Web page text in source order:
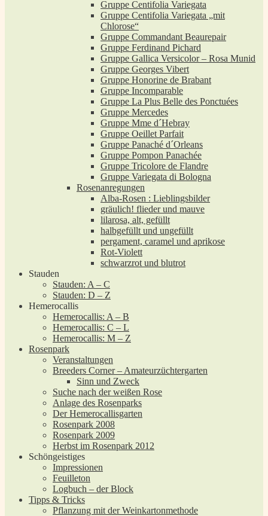
Gruppe Centifolia Variegata
Gruppe Centifolia Variegata „mit
Chlorose“
Gruppe Commandant Beaurepair
Gruppe Ferdinand Pichard
Gruppe Gallica Versicolor – Rosa Munid
Gruppe Georges Vibert
Gruppe Honorine de Brabant
Gruppe Incomparable
Gruppe La Plus Belle des Ponctuées
Gruppe Mercedes
Gruppe Mme d´Hebray
Gruppe Oeillet Parfait
Gruppe Panaché d´Orleans
Gruppe Pompon Panachée
Gruppe Tricolore de Flandre
Gruppe Variegata di Bologna
Rosenanregungen
Alba-Rosen : Lieblingsbilder
gräulich! flieder und mauve
lilarosa, alt, gefüllt
halbgefüllt und ungefüllt
pergament, caramel und aprikose
Rot-Violett
schwarzrot und blutrot
Stauden
Stauden: A – C
Stauden: D – Z
Hemerocallis
Hemerocallis: A – B
Hemerocallis: C – L
Hemerocallis: M – Z
Rosenpark
Veranstaltungen
Breeders Corner – Amateurzüchtergarten
Sinn und Zweck
Suche nach der weißen Rose
Anlage des Rosenparks
Der Hemerocallisgarten
Rosenpark 2008
Rosenpark 2009
Herbst im Rosenpark 2012
Schöngeistiges
Impressionen
Feuilleton
Logbuch – der Block
Tipps & Tricks
Pflanzung mit der Weinkartonmethode